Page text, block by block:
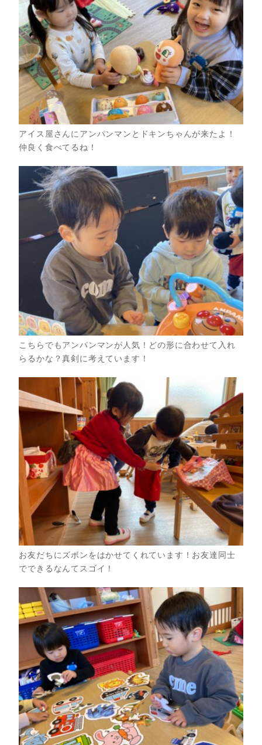
アイス屋さんにアンパンマンとドキンちゃんが来たよ！
仲良く食べてるね！
こちらでもアンパンマンが人気！どの形に合わせて入れ
らるかな？真剣に考えています！
お友だちにズボンをはかせてくれています！お友達同士
でできるなんてスゴイ！